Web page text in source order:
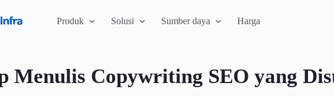
Produk Solusi Sumber daya Harga
Menulis Copywriting SEO yang